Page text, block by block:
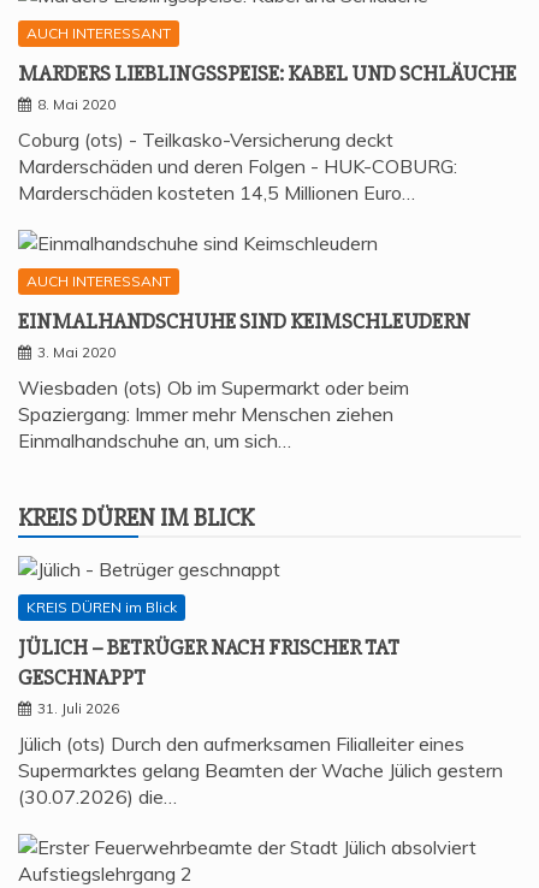
AUCH INTERESSANT
MAR­DERS LIEB­LINGS­SPEI­SE: KABEL UND SCHLÄUCHE
8. Mai 2020
Coburg (ots) - Teilkasko-Versicherung deckt
Marderschäden und deren Folgen - HUK-COBURG:
Marderschäden kosteten 14,5 Millionen Euro…
AUCH INTERESSANT
EIN­MAL­HAND­SCHU­HE SIND KEIMSCHLEUDERN
3. Mai 2020
Wiesbaden (ots) Ob im Supermarkt oder beim
Spaziergang: Immer mehr Menschen ziehen
Einmalhandschuhe an, um sich…
KREIS DÜREN IM BLICK
KREIS DÜREN im Blick
JÜLICH – BETRÜ­GER NACH FRI­SCHER TAT
GESCHNAPPT
31. Juli 2026
Jülich (ots) Durch den aufmerksamen Filialleiter eines
Supermarktes gelang Beamten der Wache Jülich gestern
(30.07.2026) die…